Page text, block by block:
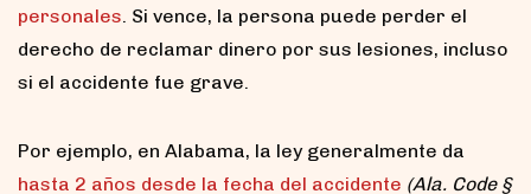
personales. Si vence, la persona puede perder el
derecho de reclamar dinero por sus lesiones, incluso
si el accidente fue grave.
Por ejemplo, en Alabama, la ley generalmente da
hasta 2 años desde la fecha del accidente (Ala. Code §